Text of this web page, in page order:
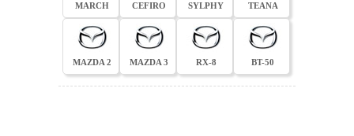
MARCH CEFIRO SYLPHY TEANA
MAZDA 2 MAZDA 3 RX-8 BT-50